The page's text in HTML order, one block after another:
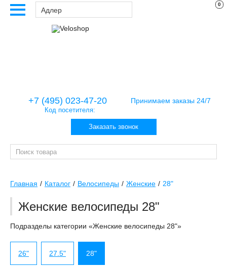
Адлер
0
+7 (495) 023-47-20
Код посетителя:
Принимаем заказы 24/7
Заказать звонок
Главная Каталог Велосипеды Женские 28"
Женские велосипеды 28"
Подразделы категории «Женские велосипеды 28"»
26" 27.5" 28"